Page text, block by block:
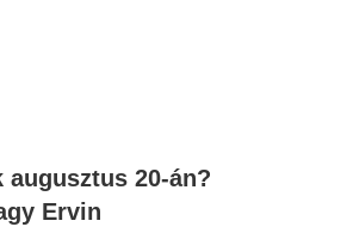
augusztus 20-án?
Ervin